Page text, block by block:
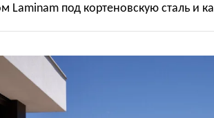
Laminam под кортеновскую сталь и